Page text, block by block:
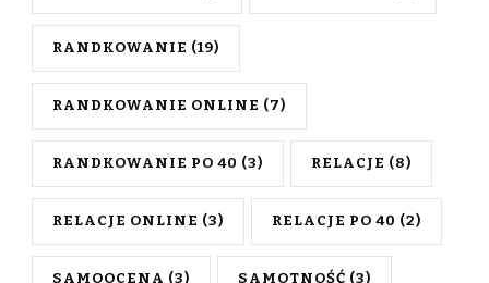
RANDKOWANIE (19)
RANDKOWANIE ONLINE (7)
RANDKOWANIE PO 40 (3) RELACJE (8)
RELACJE ONLINE (3) RELACJE PO 40 (2)
SAMOOCENA (3) SAMOTNOŚĆ (3)